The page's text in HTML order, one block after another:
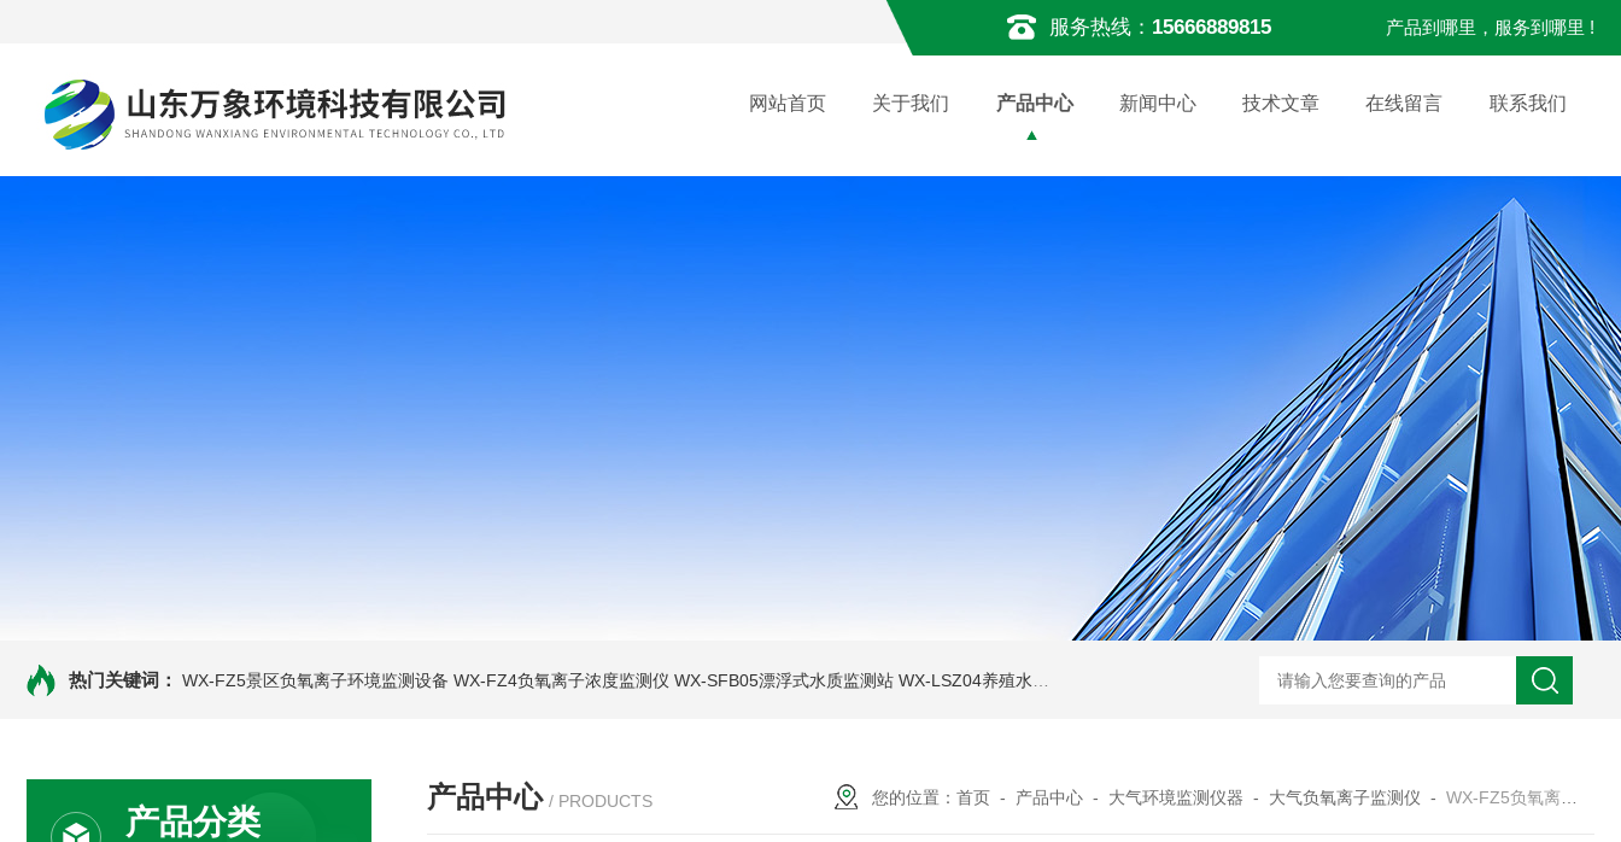
服务热线： 15666889815 产品到哪里，服务到哪里 !
网站首页 关于我们 产品中心 新闻中心 技术文章 在线留言 联系我们
热门关键词： WX-FZ5景区负氧离子环境监测设备 WX-FZ4负氧离子浓度监测仪 WX-SFB05漂浮式水质监测站 WX-LSZ04养殖水质监测设备 WX-WMSM微型多参数水质监测站 WX-BN20能见度监测仪
产品分类
产品中心 / PRODUCTS 您的位置：首页 - 产品中心 - 大气环境监测仪器 - 大气负氧离子监测仪 -WX-FZ5负氧离子在线监测系统